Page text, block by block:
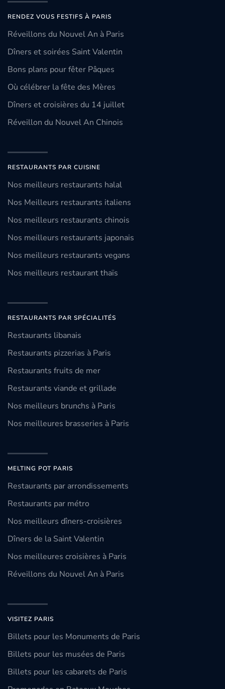
RENDEZ VOUS FESTIFS À PARIS
Réveillons du Nouvel An à Paris
Dîners et soirées Saint Valentin
Bons plans pour fêter Pâques
Où célébrer la fête des Mères
Dîners et croisières du 14 juillet
Réveillon du Nouvel An Chinois
RESTAURANTS PAR CUISINE
Nos meilleurs restaurants halal
Nos Meilleurs restaurants italiens
Nos meilleurs restaurants chinois
Nos meilleurs restaurants japonais
Nos meilleurs restaurants vegans
Nos meilleurs restaurant thaïs
RESTAURANTS PAR SPÉCIALITÉS
Restaurants libanais
Restaurants pizzerias à Paris
Restaurants fruits de mer
Restaurants viande et grillade
Nos meilleurs brunchs à Paris
Nos meilleures brasseries à Paris
MELTING POT PARIS
Restaurants par arrondissements
Restaurants par métro
Nos meilleurs dîners-croisières
Dîners de la Saint Valentin
Nos meilleures croisières à Paris
Réveillons du Nouvel An à Paris
VISITEZ PARIS
Billets pour les Monuments de Paris
Billets pour les musées de Paris
Billets pour les cabarets de Paris